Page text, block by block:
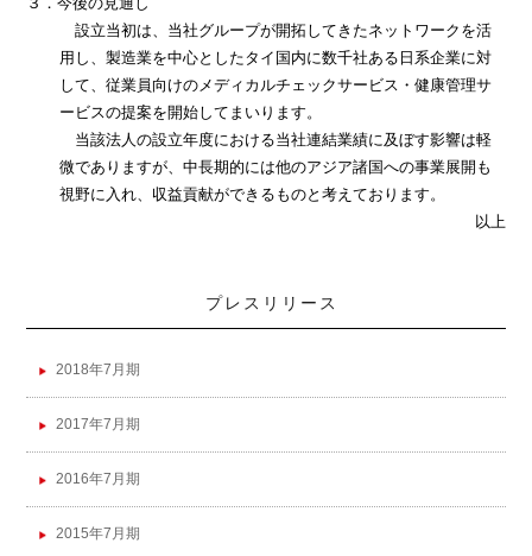
設立当初は、当社グループが開拓してきたネットワークを活
用し、製造業を中心としたタイ国内に数千社ある日系企業に対
して、従業員向けのメディカルチェックサービス・健康管理サ
ービスの提案を開始してまいります。
当該法人の設立年度における当社連結業績に及ぼす影響は軽
微でありますが、中長期的には他のアジア諸国への事業展開も
視野に入れ、収益貢献ができるものと考えております。
以上
プレスリリース
2018年7月期
2017年7月期
2016年7月期
2015年7月期